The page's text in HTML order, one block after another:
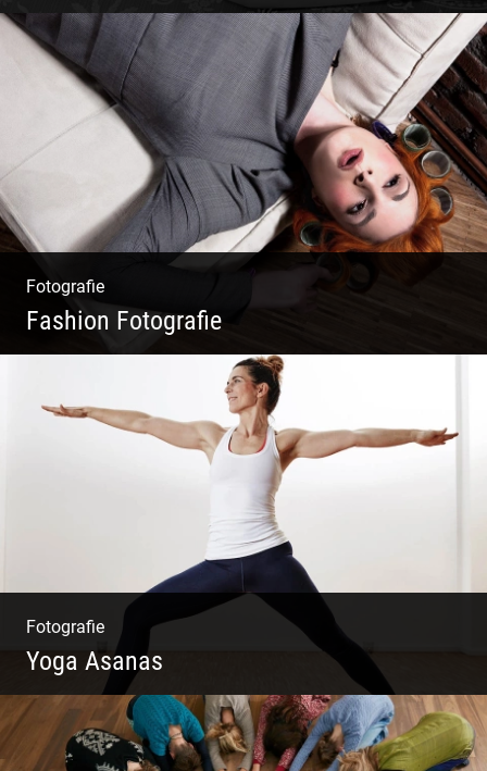
Sinnlich inszeniert, spielerische Poesie
Fotografie
Fashion Fotografie
Mode|Menschen|Magazin
Fotografie
Yoga Asanas
Virabhadrasana II oder Krieger II – Anleitung
für den Blog